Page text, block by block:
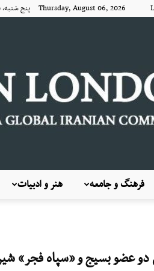
Thursday, August 06, 2026 پنج شنبه, ۱۵ مرداد ۱۴۰۵
هنر و ادبیات فرهنگ و جامعه
عضو بسیج و «سپاه فجر»